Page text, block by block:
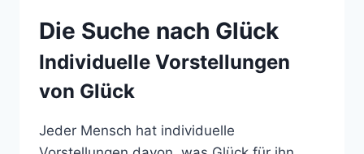
Die Suche nach Glück
Individuelle Vorstellungen
von Glück
Jeder Mensch hat individuelle